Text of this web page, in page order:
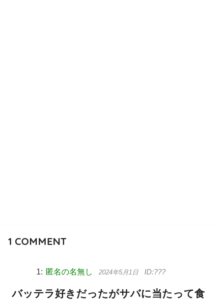
1 COMMENT
匿名の名無し 2024年5月1日
バッテラ好きだったがサバに当たって食